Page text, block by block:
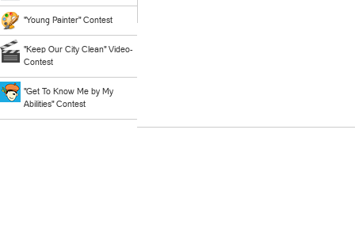
"Young Painter" Contest
"Keep Our City Clean" Video-
Contest
"Get To Know Me by My
Abilities" Contest